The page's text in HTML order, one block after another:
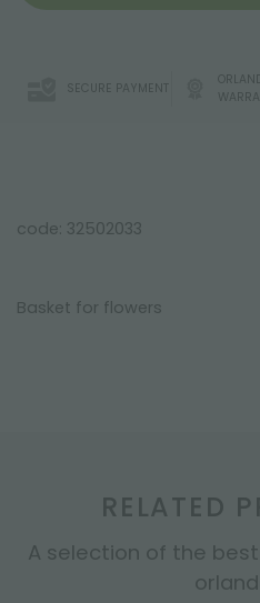
SECURE PAYMENT
code: 32502033
Basket for flowers
RELATED
A selection of the